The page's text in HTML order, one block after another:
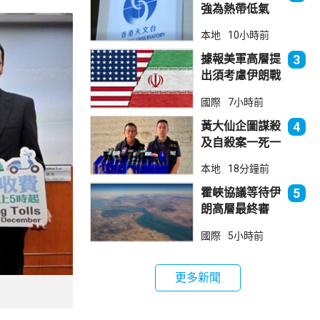
強為熱帶低氣
本港直接威脅不
大
本地 10小時前
據報美軍高層提
出須考慮伊朗戰
3
國際 7小時前
黃大仙企圖謀殺
及自殺案一死一
噪音爭執
4
本地 18分鐘前
霍峽協議等待伊
朗高層最終審
航道後解除封鎖
5
國際 5小時前
更多新聞